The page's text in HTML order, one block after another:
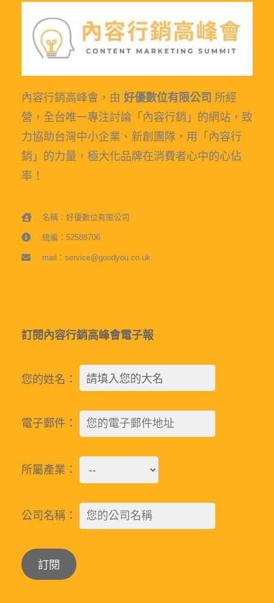
內容行銷高峰會，由 好優數位有限公司 所經
營，全台唯一專注討論「內容行銷」的網站，致
力協助台灣中小企業、新創團隊，用「內容行
銷」的力量，極大化品牌在消費者心中的心佔
率！
名稱：好優數位有限公司
統編：52588706
mail：service@goodyou.co.uk
訂閱內容行銷高峰會電子報
您的姓名：
電子郵件：
所屬產業：
公司名稱：